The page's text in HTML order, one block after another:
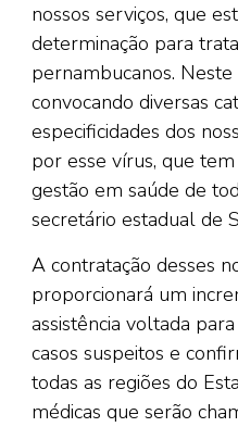
nossos serviços, que
determinação para
pernambucanos.
convocando diversas
especificidades dos
por esse vírus, que
gestão em saúde de
secretário estadual de
A contratação desses
proporcionará um
assistência voltada
casos suspeitos e
todas as regiões do
médicas que serão